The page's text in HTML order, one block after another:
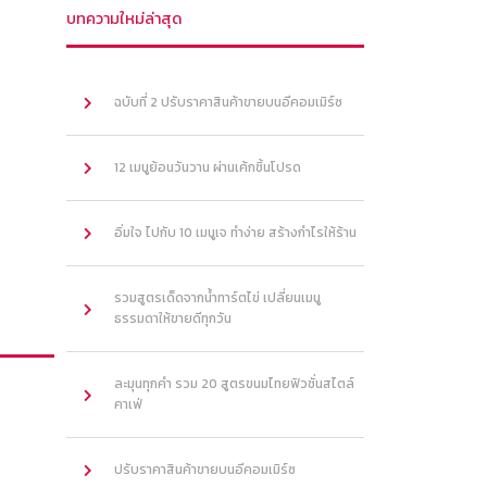
บทความใหม่ล่าสุด
ฉบับที่ 2 ปรับราคาสินค้าขายบนอีคอมเมิร์ซ
12 เมนูย้อนวันวาน ผ่านเค้กชิ้นโปรด
อิ่มใจ ไปกับ 10 เมนูเจ ทำง่าย สร้างกำไรให้ร้าน
รวมสูตรเด็ดจากน้ำทาร์ตไข่ เปลี่ยนเมนู
ธรรมดาให้ขายดีทุกวัน
ละมุนทุกคำ รวม 20 สูตรขนมไทยฟิวชั่นสไตล์
คาเฟ่
ปรับราคาสินค้าขายบนอีคอมเมิร์ซ